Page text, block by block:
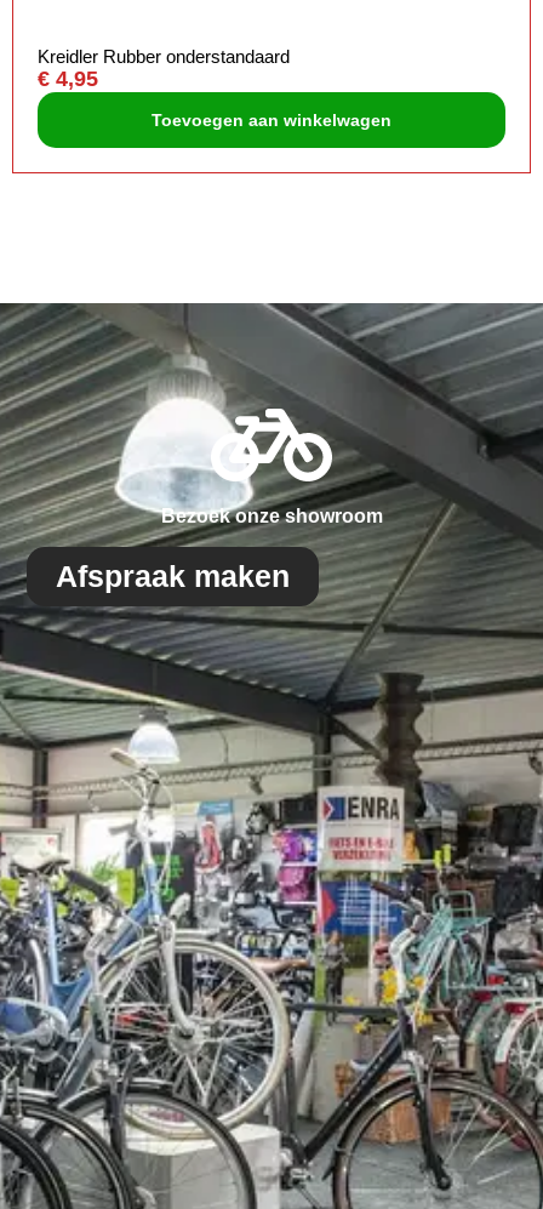
Kreidler Rubber onderstandaard
€ 4,95
Toevoegen aan winkelwagen
Bezoek onze showroom
Afspraak maken